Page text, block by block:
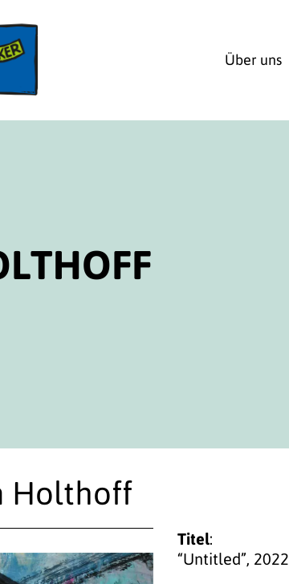
Über uns
Holthoff
Titel:
“Untitled”, 2022